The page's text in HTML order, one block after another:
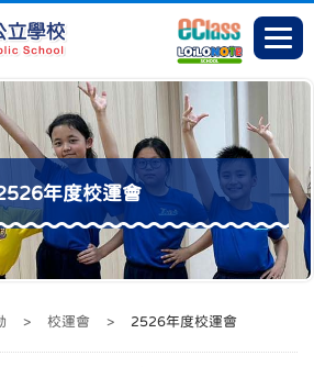
年度校運會
> 校運會 > 2526年度校運會